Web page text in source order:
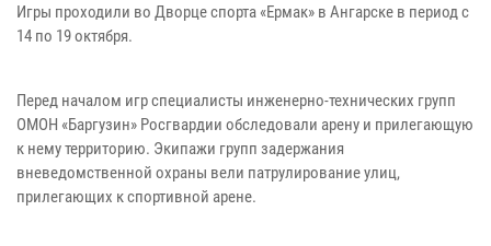
Игры проходили во Дворце спорта «Ермак» в Ангарске в период с
14 по 19 октября.
Перед началом игр специалисты инженерно-технических групп
ОМОН «Баргузин» Росгвардии обследовали арену и прилегающую
к нему территорию. Экипажи групп задержания
вневедомственной охраны вели патрулирование улиц,
прилегающих к спортивной арене.